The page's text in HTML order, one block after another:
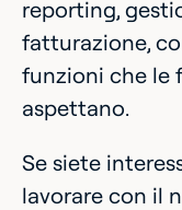
reporting,
fatturazione,
funzioni che le
aspettano.
Se siete
lavorare con il